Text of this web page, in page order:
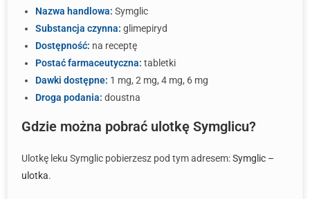
Nazwa handlowa: Symglic
Substancja czynna: glimepiryd
Dostępność: na receptę
Postać farmaceutyczna: tabletki
Dawki dostępne: 1 mg, 2 mg, 4 mg, 6 mg
Droga podania: doustna
Gdzie można pobrać ulotkę Symglicu?
Ulotkę leku Symglic pobierzesz pod tym adresem:Symglic –
ulotka.